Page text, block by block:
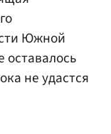
Южной
оставалось
не удастся